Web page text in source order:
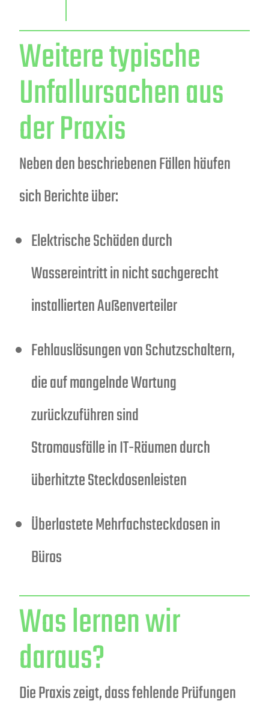
Weitere typische
Unfallursachen aus
der Praxis
Neben den beschriebenen Fällen häufen
sich Berichte über:
Elektrische Schäden durch
Wassereintritt in nicht sachgerecht
installierten Außenverteiler
Fehlauslösungen von Schutzschaltern,
die auf mangelnde Wartung
zurückzuführen sind
Stromausfälle in IT-Räumen durch
überhitzte Steckdosenleisten
Überlastete Mehrfachsteckdosen in
Büros
Was lernen wir
daraus?
Die Praxis zeigt, dass fehlende Prüfungen